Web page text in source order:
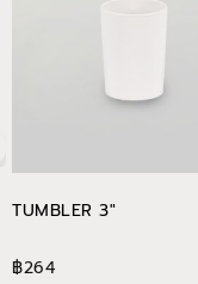
TUMBLER 3"
฿264